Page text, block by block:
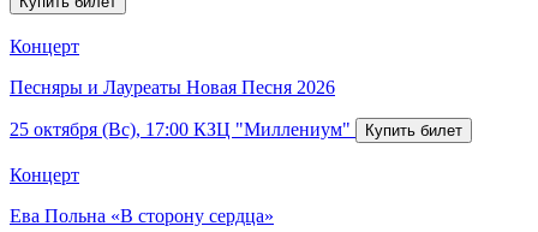
Концерт
Песняры и Лауреаты Новая Песня 2026
25 октября (Вс), 17:00 КЗЦ "Миллениум"
Концерт
Ева Польна «В сторону сердца»